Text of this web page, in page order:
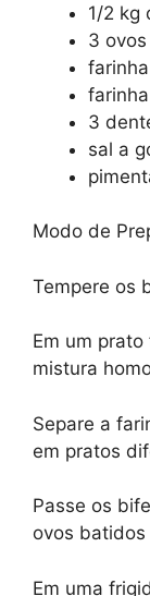
1/2 kg
3
3
sal a
Modo de
Tempere os
Em um
mistura
Separe a
em pratos
Passe os
ovos
Em uma